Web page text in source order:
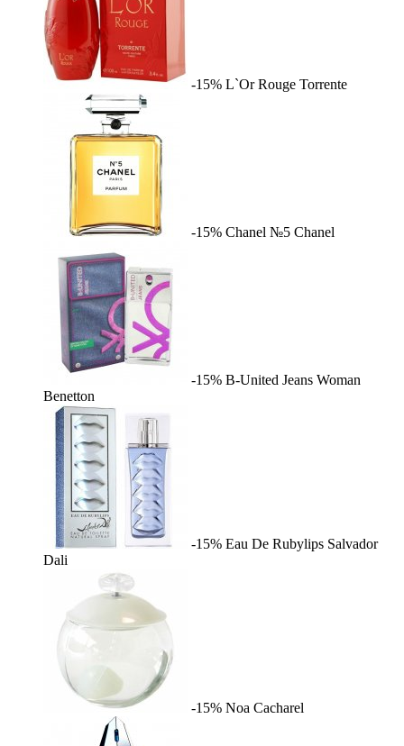
-15% L`Or Rouge Torrente
-15% Chanel №5 Chanel
-15% B-United Jeans Woman
Benetton
-15% Eau De Rubylips Salvador
Dali
-15% Noa Cacharel